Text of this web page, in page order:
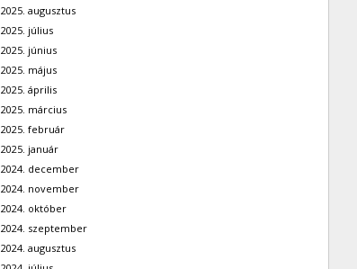
2025. augusztus
2025. július
2025. június
2025. május
2025. április
2025. március
2025. február
2025. január
2024. december
2024. november
2024. október
2024. szeptember
2024. augusztus